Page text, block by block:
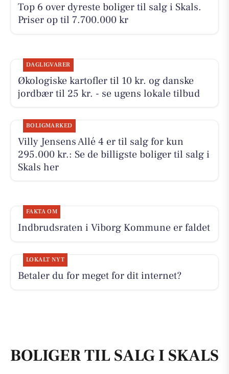
Top 6 over dyreste boliger til salg i Skals.
Priser op til 7.700.000 kr
DAGLIGVARER
Økologiske kartofler til 10 kr. og danske
jordbær til 25 kr. - se ugens lokale tilbud
BOLIGMARKED
Villy Jensens Allé 4 er til salg for kun
295.000 kr.: Se de billigste boliger til salg i
Skals her
FAKTA OM
Indbrudsraten i Viborg Kommune er faldet
LOKALT NYT
Betaler du for meget for dit internet?
BOLIGER TIL SALG I SKALS